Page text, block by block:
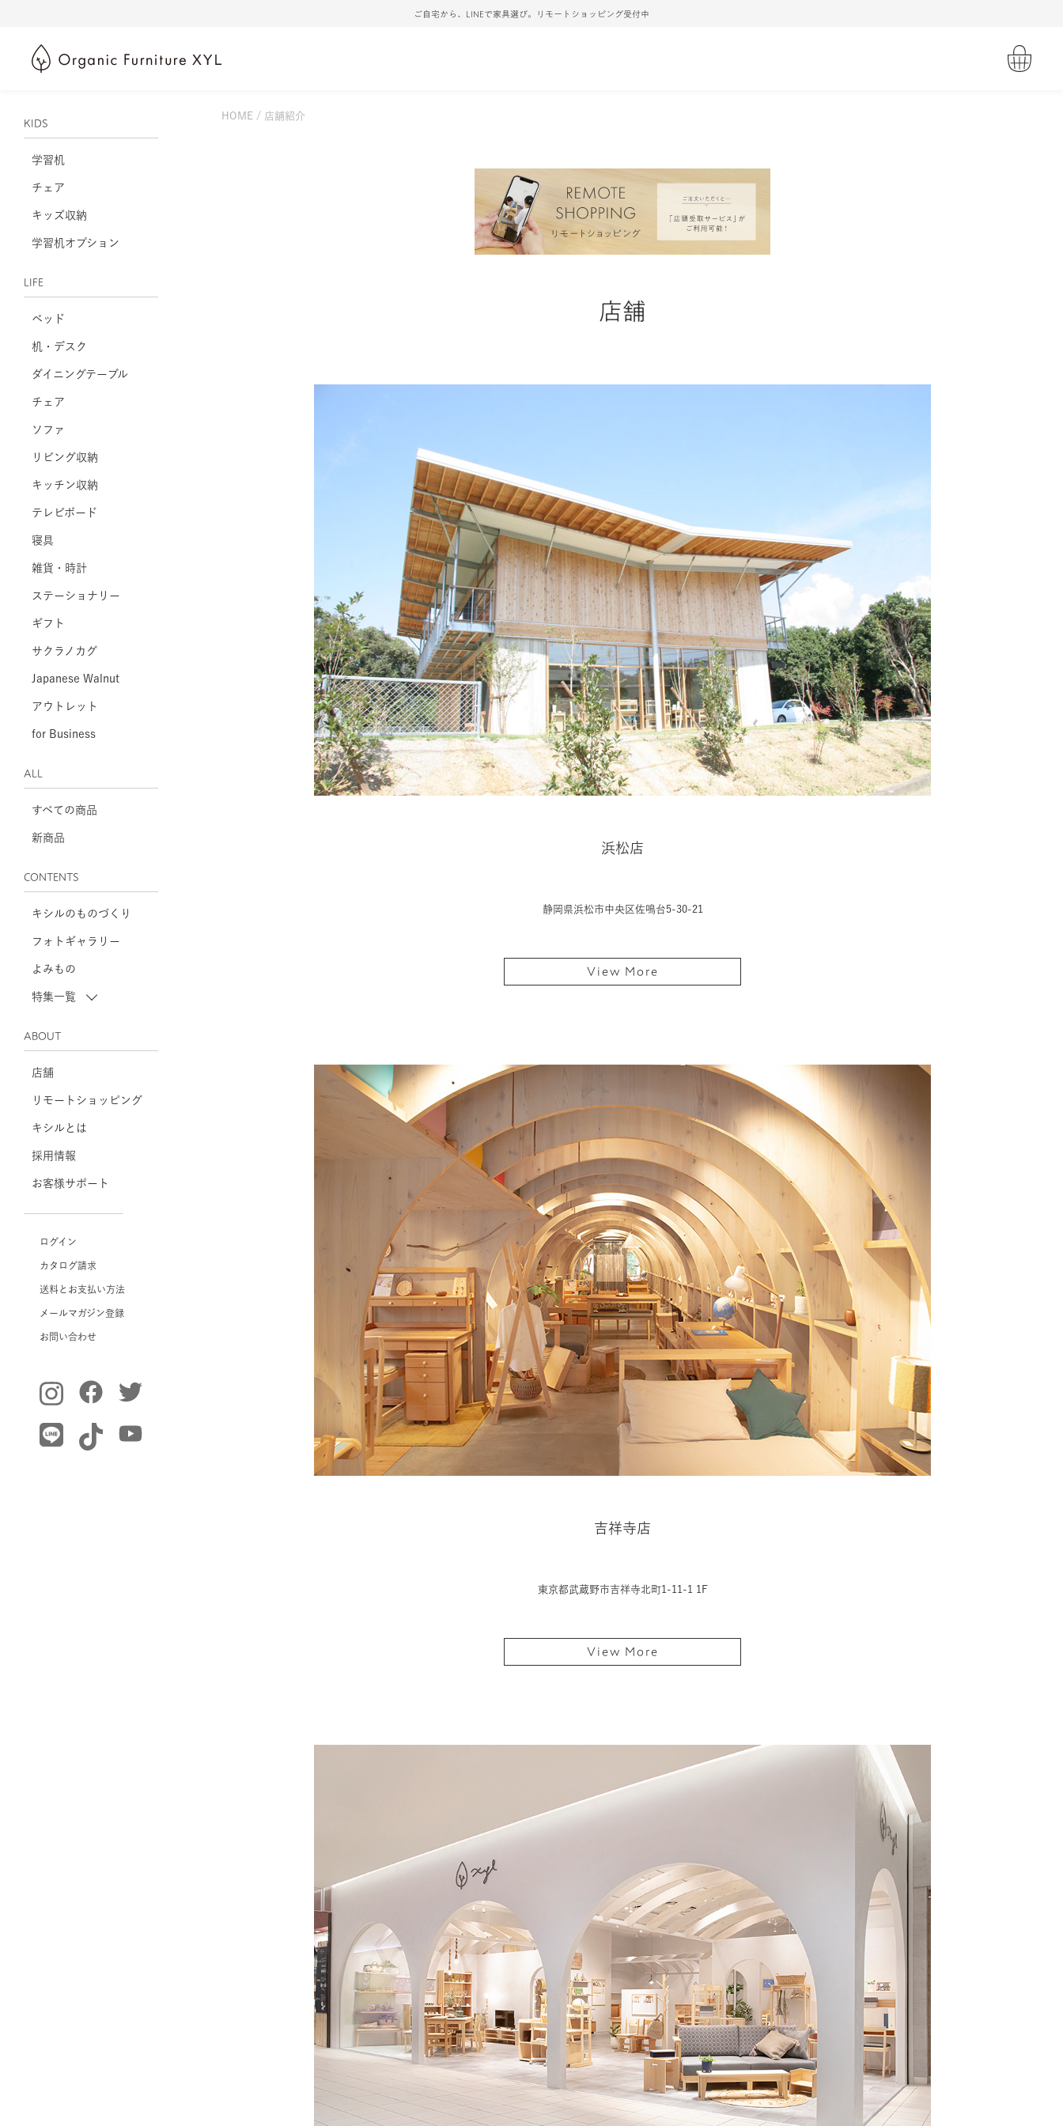
ご自宅から、LINEで家具選び。リモートショッピング受付中
KIDS
学習机
チェア
キッズ収納
学習机オプション
LIFE
ベッド
机・デスク
ダイニングテーブル
チェア
ソファ
リビング収納
キッチン収納
テレビボード
寝具
雑貨・時計
ステーショナリー
ギフト
サクラノカグ
Japanese Walnut
アウトレット
for Business
ALL
すべての商品
新商品
CONTENTS
キシルのものづくり
フォトギャラリー
よみもの
特集一覧
ABOUT
店舗
リモートショッピング
キシルとは
採用情報
お客様サポート
ログイン
カタログ請求
送料とお支払い方法
メールマガジン登録
お問い合わせ
HOME 店舗紹介
店舗
浜松店
静岡県浜松市中央区佐鳴台5-30-21
View More
吉祥寺店
東京都武蔵野市吉祥寺北町1-11-1 1F
View More